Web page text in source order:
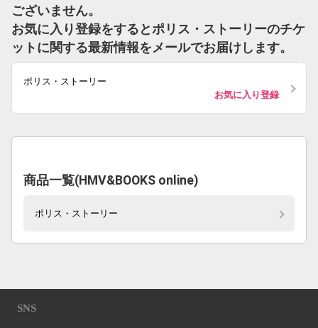
ございません。
お気に入り登録をするとポリス・ストーリーのチケ
ットに関する最新情報をメールでお届けします。
ポリス・ストーリー
お気に入り登録
商品一覧(HMV&BOOKS online)
ポリス・ストーリー
SNS